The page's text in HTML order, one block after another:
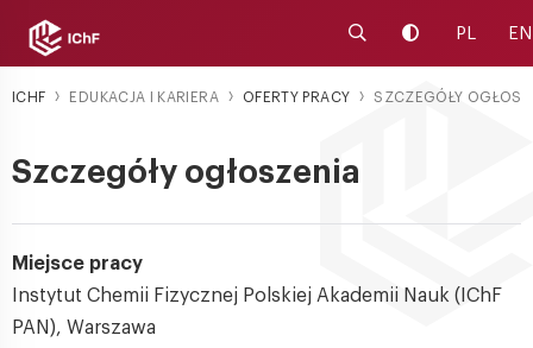
UruchomZmień
PL EN
ICHF EDUKACJA I KARIERA OFERTY PRACY SZCZEGÓŁY
Szczegóły ogłoszenia
Miejsce pracy
Instytut Chemii Fizycznej Polskiej Akademii Nauk (IChF
PAN), Warszawa